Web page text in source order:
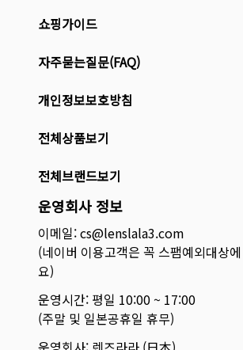
쇼핑가이드
자주묻는질문(FAQ)
개인정보보호방침
전체상품보기
전체브랜드보기
운영회사 정보
이메일: cs@lenslala3.com
(네이버 이용고객은 꼭 스팸예외대상
요)
운영시간: 평일 10:00 ~ 17:00
(주말 및 일본공휴일 휴무)